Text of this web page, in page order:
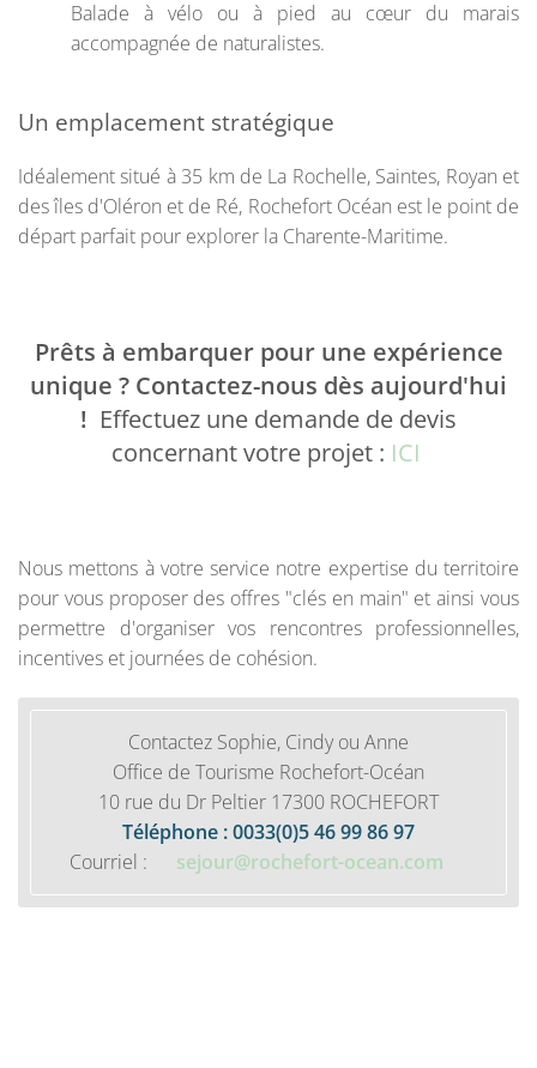
Balade à vélo ou à pied au cœur du marais
accompagnée de naturalistes.
Un emplacement stratégique
Idéalement situé à 35 km de La Rochelle, Saintes, Royan et
des îles d'Oléron et de Ré, Rochefort Océan est le point de
départ parfait pour explorer la Charente-Maritime.
Prêts à embarquer pour une expérience
unique ? Contactez-nous dès aujourd'hui
! Effectuez une demande de devis
concernant votre projet : ICI
Nous mettons à votre service notre expertise du territoire
pour vous proposer des offres "clés en main" et ainsi vous
permettre d'organiser vos rencontres professionnelles,
incentives et journées de cohésion.
Contactez Sophie, Cindy ou Anne
Office de Tourisme Rochefort-Océan
10 rue du Dr Peltier 17300 ROCHEFORT
Téléphone : 0033(0)5 46 99 86 97
Courriel :
sejour@rochefort-ocean.com